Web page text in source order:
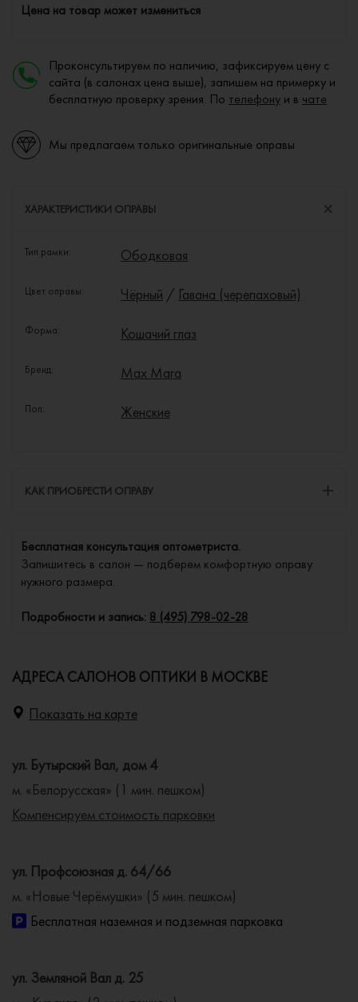
Цена на товар может измениться
Проконсультируем по наличию, зафиксируем цену с
сайта (в салонах цена выше), запишем на примерку и
бесплатную проверку зрения. По телефону и в чате
Мы предлагаем только оригинальные оправы
ХАРАКТЕРИСТИКИ ОПРАВЫ
Тип рамки: Ободковая
Цвет оправы: Чёрный / Гавана (черепаховый)
Форма: Кошачий глаз
Бренд: Max Mara
Пол: Женские
КАК ПРИОБРЕСТИ ОПРАВУ
Бесплатная консультация оптометриста.
Запишитесь в салон — подберем комфортную оправу
нужного размера.
Подробности и запись: 8 (495) 798-02-28
АДРЕСА САЛОНОВ ОПТИКИ В МОСКВЕ
Показать на карте
ул. Бутырский Вал, дом 4
м. «Белорусская» (1 мин. пешком)
Компенсируем стоимость парковки
ул. Профсоюзная д. 64/66
м. «Новые Черёмушки» (5 мин. пешком)
Бесплатная наземная и подземная парковка
ул. Земляной Вал д. 25